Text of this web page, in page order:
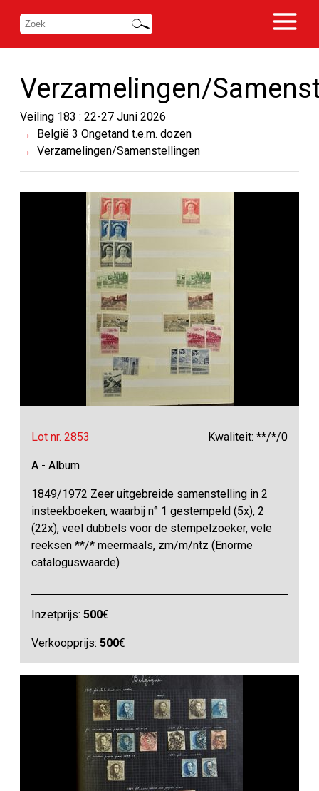
Verzamelingen/
Veiling 183 : 22-27 Juni 2026
België 3 Ongetand t.e.m. dozen
Verzamelingen/Samenstellingen
Lot nr. 2853 Kwaliteit: **/*/0
A - Album
1849/1972 Zeer uitgebreide samenstelling in 2
insteekboeken, waarbij n° 1 gestempeld (5x), 2
(22x), veel dubbels voor de stempelzoeker, vele
reeksen **/* meermaals, zm/m/ntz (Enorme
cataloguswaarde)
Inzetprijs:500€
Verkoopprijs:500€